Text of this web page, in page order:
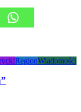
RegionWiadomości